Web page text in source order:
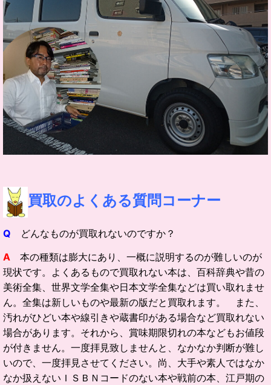
買取のよくある質問コーナー
Q どんなものが買取れないのですか？
A
本の種類は膨大にあり、一概に説明するのが難しいのが
現状です。よくあるもので買取れない本は、百科辞典や昔の
美術全集、世界文学全集や日本文学全集などは買い取れませ
ん。全集は新しいものや最新の版だと買取れます。 また、
汚れがひどい本や線引きや蔵書印がある場合など買取れない
場合があります。それから、賞味期限切れの本などもお値段
が付きません。一度拝見致しませんと、なかなか判断が難し
いので、一度拝見させてください。尚、大手や素人ではなか
なか扱えないＩＳＢＮコードのない本や戦前の本、江戸期の